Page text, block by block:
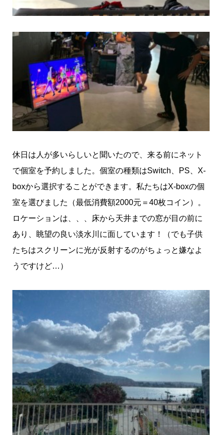
休日は人が多いらしいと聞いたので、来る前にネット
で個室を予約しました。個室の種類はSwitch、PS、X-
boxから選択することができます。私たちはX-boxの個
室を選びました（最低消費額2000元＝40枚コイン）。
ロケーションは、、、床から天井までの窓が目の前に
あり、眺望の良い淡水川に面しています！（でも子供
たちはスクリーンに光が反射するのがちょっと嫌なよ
うですけど…）